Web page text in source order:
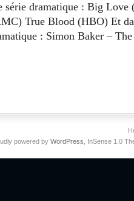
série dramatique : Big
True Blood (HBO) Et
: Simon Baker –
powered by WordPress , InSense 1.0